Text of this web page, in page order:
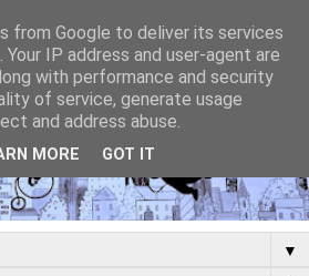
▼
from Google to deliver its services
IP address and user-agent are
with performance and security
of service, generate usage
and address abuse.
MORE GOT IT